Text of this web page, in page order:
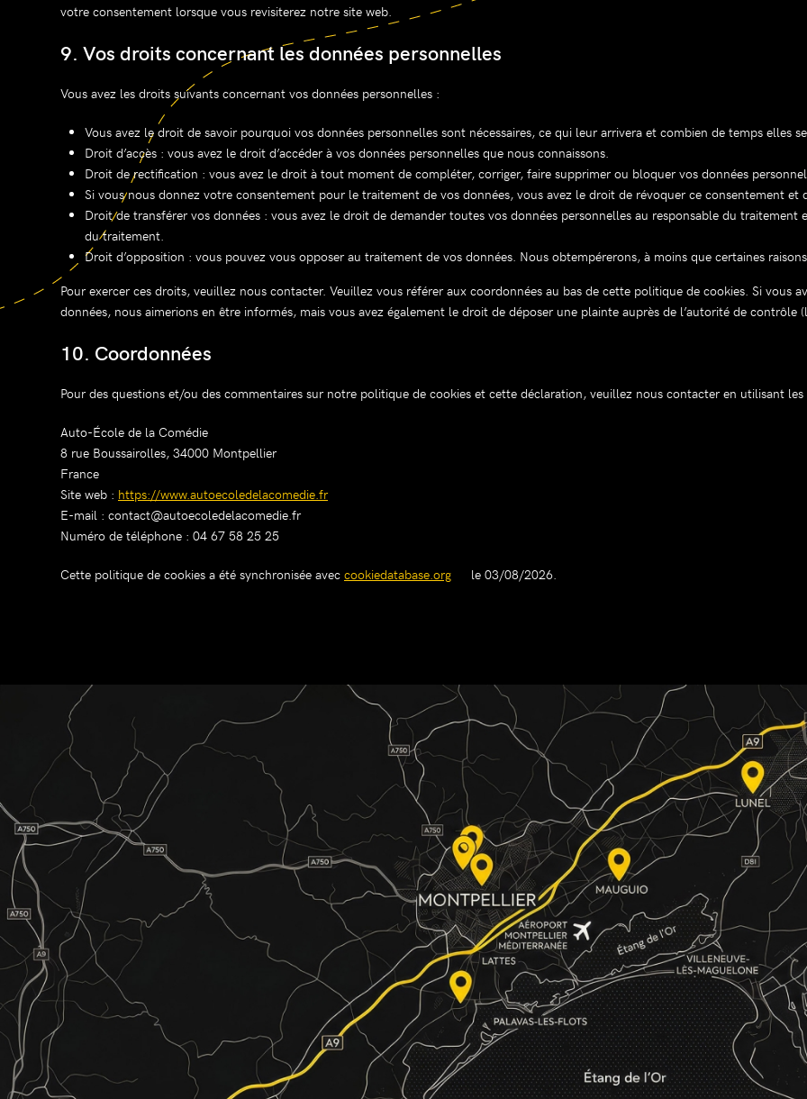
votre consentement lorsque vous revisiterez notre site web.
9. Vos droits concernant les données personnelles
Vous avez les droits suivants concernant vos données personnelles :
Vous avez le droit de savoir pourquoi vos données personnelles sont nécessaires, ce qui leur arrivera et combien de temps elles
Droit d’accès : vous avez le droit d’accéder à vos données personnelles que nous connaissons.
Droit de rectification : vous avez le droit à tout moment de compléter, corriger, faire supprimer ou bloquer vos données
Si vous nous donnez votre consentement pour le traitement de vos données, vous avez le droit de révoquer ce consentement et
Droit de transférer vos données : vous avez le droit de demander toutes vos données personnelles au responsable du
du traitement.
Droit d’opposition : vous pouvez vous opposer au traitement de vos données. Nous obtempérerons, à moins que certaines
Pour exercer ces droits, veuillez nous contacter. Veuillez vous référer aux coordonnées au bas de cette politique de cookies. Si
données, nous aimerions en être informés, mais vous avez également le droit de déposer une plainte auprès de l’autorité de contrôle
10. Coordonnées
Pour des questions et/ou des commentaires sur notre politique de cookies et cette déclaration, veuillez nous contacter en utilisant les
Auto-École de la Comédie
8 rue Boussairolles, 34000 Montpellier
France
Site web : https://www.autoecoledelacomedie.fr
E-mail : contact@autoecoledelacomedie.fr
Numéro de téléphone : 04 67 58 25 25
Cette politique de cookies a été synchronisée avec cookiedatabase.org le 03/08/2026.